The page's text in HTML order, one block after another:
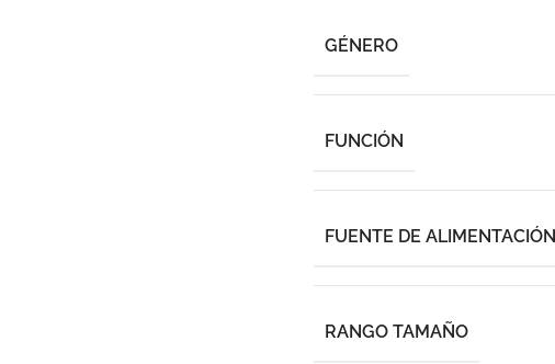
GÉNERO
FUNCIÓN
FUENTE DE ALIMENTACIÓN
RANGO TAMAÑO